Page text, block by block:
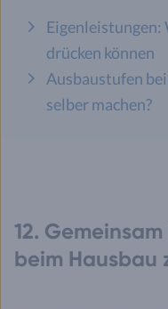
Eigenleistungen:
drücken können
Ausbaustufen
selber machen?
12.
beim Hausbau